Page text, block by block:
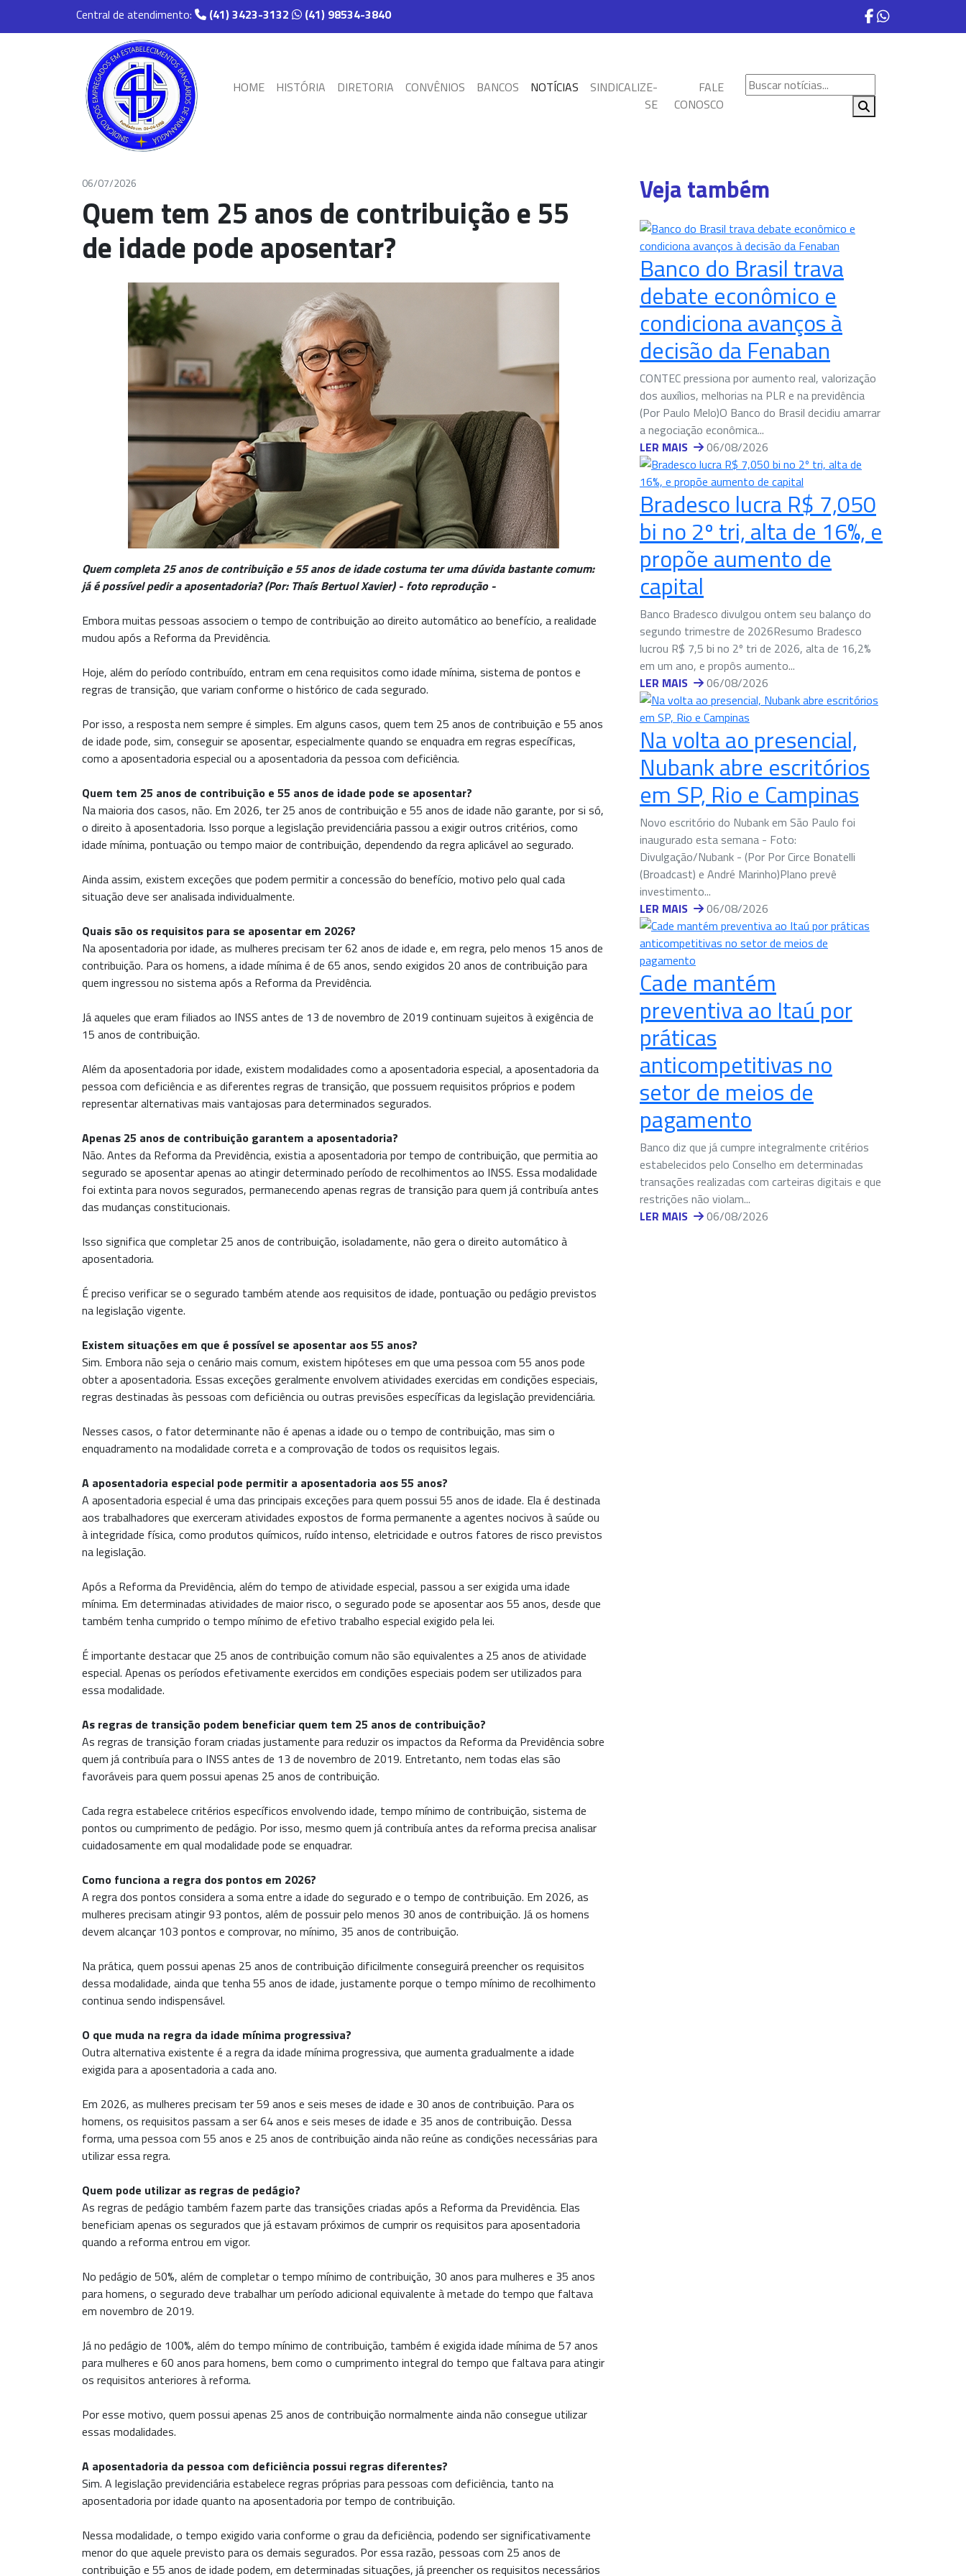
Central de atendimento: (41) 3423-3132 (41) 98534-3840
HOME HISTÓRIA DIRETORIA CONVÊNIOS BANCOS NOTÍCIAS
SINDICALIZE-
SE
FALE
CONOSCO
06/07/2026
Quem tem 25 anos de contribuição e 55
de idade pode aposentar?
Quem completa 25 anos de contribuição e 55 anos de idade costuma ter uma dúvida bastante comum:
já é possível pedir a aposentadoria? (Por: Thaís Bertuol Xavier) - foto reprodução -
Embora muitas pessoas associem o tempo de contribuição ao direito automático ao benefício, a realidade
mudou após a Reforma da Previdência.
Hoje, além do período contribuído, entram em cena requisitos como idade mínima, sistema de pontos e
regras de transição, que variam conforme o histórico de cada segurado.
Por isso, a resposta nem sempre é simples. Em alguns casos, quem tem 25 anos de contribuição e 55 anos
de idade pode, sim, conseguir se aposentar, especialmente quando se enquadra em regras específicas,
como a aposentadoria especial ou a aposentadoria da pessoa com deficiência.
Quem tem 25 anos de contribuição e 55 anos de idade pode se aposentar?
Na maioria dos casos, não. Em 2026, ter 25 anos de contribuição e 55 anos de idade não garante, por si só,
o direito à aposentadoria. Isso porque a legislação previdenciária passou a exigir outros critérios, como
idade mínima, pontuação ou tempo maior de contribuição, dependendo da regra aplicável ao segurado.
Ainda assim, existem exceções que podem permitir a concessão do benefício, motivo pelo qual cada
situação deve ser analisada individualmente.
Quais são os requisitos para se aposentar em 2026?
Na aposentadoria por idade, as mulheres precisam ter 62 anos de idade e, em regra, pelo menos 15 anos de
contribuição. Para os homens, a idade mínima é de 65 anos, sendo exigidos 20 anos de contribuição para
quem ingressou no sistema após a Reforma da Previdência.
Já aqueles que eram filiados ao INSS antes de 13 de novembro de 2019 continuam sujeitos à exigência de
15 anos de contribuição.
Além da aposentadoria por idade, existem modalidades como a aposentadoria especial, a aposentadoria da
pessoa com deficiência e as diferentes regras de transição, que possuem requisitos próprios e podem
representar alternativas mais vantajosas para determinados segurados.
Apenas 25 anos de contribuição garantem a aposentadoria?
Não. Antes da Reforma da Previdência, existia a aposentadoria por tempo de contribuição, que permitia ao
segurado se aposentar apenas ao atingir determinado período de recolhimentos ao INSS. Essa modalidade
foi extinta para novos segurados, permanecendo apenas regras de transição para quem já contribuía antes
das mudanças constitucionais.
Isso significa que completar 25 anos de contribuição, isoladamente, não gera o direito automático à
aposentadoria.
É preciso verificar se o segurado também atende aos requisitos de idade, pontuação ou pedágio previstos
na legislação vigente.
Existem situações em que é possível se aposentar aos 55 anos?
Sim. Embora não seja o cenário mais comum, existem hipóteses em que uma pessoa com 55 anos pode
obter a aposentadoria. Essas exceções geralmente envolvem atividades exercidas em condições especiais,
regras destinadas às pessoas com deficiência ou outras previsões específicas da legislação previdenciária.
Nesses casos, o fator determinante não é apenas a idade ou o tempo de contribuição, mas sim o
enquadramento na modalidade correta e a comprovação de todos os requisitos legais.
A aposentadoria especial pode permitir a aposentadoria aos 55 anos?
A aposentadoria especial é uma das principais exceções para quem possui 55 anos de idade. Ela é destinada
aos trabalhadores que exerceram atividades expostos de forma permanente a agentes nocivos à saúde ou
à integridade física, como produtos químicos, ruído intenso, eletricidade e outros fatores de risco previstos
na legislação.
Após a Reforma da Previdência, além do tempo de atividade especial, passou a ser exigida uma idade
mínima. Em determinadas atividades de maior risco, o segurado pode se aposentar aos 55 anos, desde que
também tenha cumprido o tempo mínimo de efetivo trabalho especial exigido pela lei.
É importante destacar que 25 anos de contribuição comum não são equivalentes a 25 anos de atividade
especial. Apenas os períodos efetivamente exercidos em condições especiais podem ser utilizados para
essa modalidade.
As regras de transição podem beneficiar quem tem 25 anos de contribuição?
As regras de transição foram criadas justamente para reduzir os impactos da Reforma da Previdência sobre
quem já contribuía para o INSS antes de 13 de novembro de 2019. Entretanto, nem todas elas são
favoráveis para quem possui apenas 25 anos de contribuição.
Cada regra estabelece critérios específicos envolvendo idade, tempo mínimo de contribuição, sistema de
pontos ou cumprimento de pedágio. Por isso, mesmo quem já contribuía antes da reforma precisa analisar
cuidadosamente em qual modalidade pode se enquadrar.
Como funciona a regra dos pontos em 2026?
A regra dos pontos considera a soma entre a idade do segurado e o tempo de contribuição. Em 2026, as
mulheres precisam atingir 93 pontos, além de possuir pelo menos 30 anos de contribuição. Já os homens
devem alcançar 103 pontos e comprovar, no mínimo, 35 anos de contribuição.
Na prática, quem possui apenas 25 anos de contribuição dificilmente conseguirá preencher os requisitos
dessa modalidade, ainda que tenha 55 anos de idade, justamente porque o tempo mínimo de recolhimento
continua sendo indispensável.
O que muda na regra da idade mínima progressiva?
Outra alternativa existente é a regra da idade mínima progressiva, que aumenta gradualmente a idade
exigida para a aposentadoria a cada ano.
Em 2026, as mulheres precisam ter 59 anos e seis meses de idade e 30 anos de contribuição. Para os
homens, os requisitos passam a ser 64 anos e seis meses de idade e 35 anos de contribuição. Dessa
forma, uma pessoa com 55 anos e 25 anos de contribuição ainda não reúne as condições necessárias para
utilizar essa regra.
Quem pode utilizar as regras de pedágio?
As regras de pedágio também fazem parte das transições criadas após a Reforma da Previdência. Elas
beneficiam apenas os segurados que já estavam próximos de cumprir os requisitos para aposentadoria
quando a reforma entrou em vigor.
No pedágio de 50%, além de completar o tempo mínimo de contribuição, 30 anos para mulheres e 35 anos
para homens, o segurado deve trabalhar um período adicional equivalente à metade do tempo que faltava
em novembro de 2019.
Já no pedágio de 100%, além do tempo mínimo de contribuição, também é exigida idade mínima de 57 anos
para mulheres e 60 anos para homens, bem como o cumprimento integral do tempo que faltava para atingir
os requisitos anteriores à reforma.
Por esse motivo, quem possui apenas 25 anos de contribuição normalmente ainda não consegue utilizar
essas modalidades.
A aposentadoria da pessoa com deficiência possui regras diferentes?
Sim. A legislação previdenciária estabelece regras próprias para pessoas com deficiência, tanto na
aposentadoria por idade quanto na aposentadoria por tempo de contribuição.
Nessa modalidade, o tempo exigido varia conforme o grau da deficiência, podendo ser significativamente
menor do que aquele previsto para os demais segurados. Por essa razão, pessoas com 25 anos de
contribuição e 55 anos de idade podem, em determinadas situações, já preencher os requisitos necessários
Veja também
Banco do Brasil trava
debate econômico e
condiciona avanços à
decisão da Fenaban
CONTEC pressiona por aumento real, valorização
dos auxílios, melhorias na PLR e na previdência
(Por Paulo Melo)O Banco do Brasil decidiu amarrar
a negociação econômica...
LER MAIS
06/08/2026
Bradesco lucra R$ 7,050
bi no 2º tri, alta de 16%, e
propõe aumento de
capital
Banco Bradesco divulgou ontem seu balanço do
segundo trimestre de 2026Resumo Bradesco
lucrou R$ 7,5 bi no 2º tri de 2026, alta de 16,2%
em um ano, e propôs aumento...
LER MAIS
06/08/2026
Na volta ao presencial,
Nubank abre escritórios
em SP, Rio e Campinas
Novo escritório do Nubank em São Paulo foi
inaugurado esta semana - Foto:
Divulgação/Nubank - (Por Por Circe Bonatelli
(Broadcast) e André Marinho)Plano prevê
investimento...
LER MAIS
06/08/2026
Cade mantém
preventiva ao Itaú por
práticas
anticompetitivas no
setor de meios de
pagamento
Banco diz que já cumpre integralmente critérios
estabelecidos pelo Conselho em determinadas
transações realizadas com carteiras digitais e que
restrições não violam...
LER MAIS
06/08/2026